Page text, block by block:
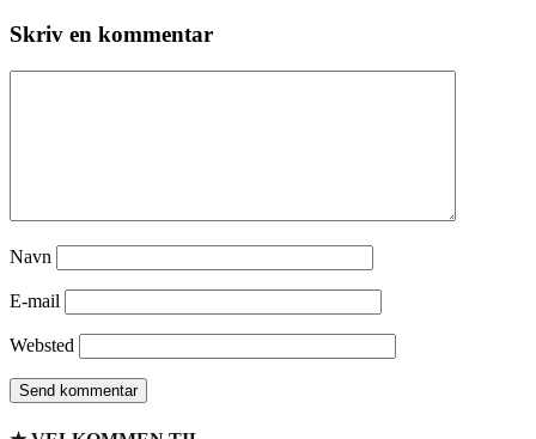
Skriv en kommentar
Navn
E-mail
Websted